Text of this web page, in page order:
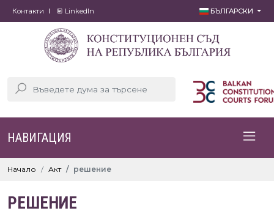
Контакти LinkedIn БЪЛГАРСКИ
НАВИГАЦИЯ
Начало Акт решение
РЕШЕНИЕ